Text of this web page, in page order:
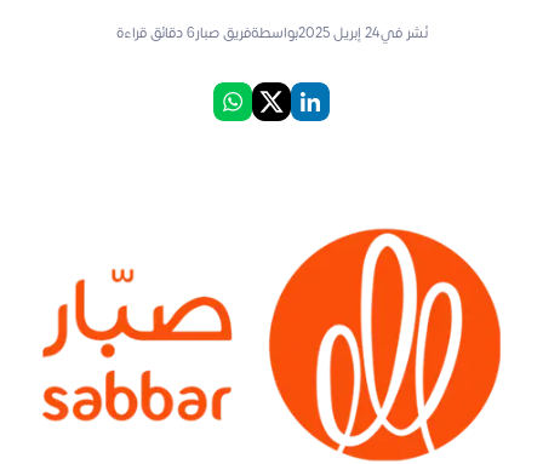
نُشر في24 إبريل 2025 بواسطةفريق صبار6دقائق قراءة